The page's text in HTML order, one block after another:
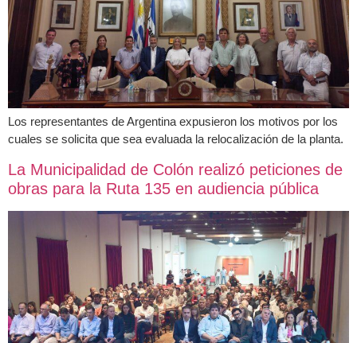
Los representantes de Argentina expusieron los motivos por los
cuales se solicita que sea evaluada la relocalización de la planta.
La Municipalidad de Colón realizó peticiones de
obras para la Ruta 135 en audiencia pública